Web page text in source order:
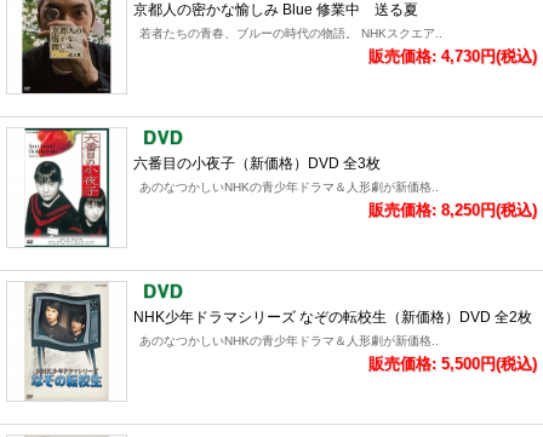
京都人の密かな愉しみ Blue 修業中 送る夏
若者たちの青春、ブルーの時代の物語。 NHKスクエア..
販売価格: 4,730円(税込)
六番目の小夜子（新価格）DVD 全3枚
あのなつかしいNHKの青少年ドラマ＆人形劇が新価格..
販売価格: 8,250円(税込)
NHK少年ドラマシリーズ なぞの転校生（新価格）DVD 全2枚
あのなつかしいNHKの青少年ドラマ＆人形劇が新価格..
販売価格: 5,500円(税込)